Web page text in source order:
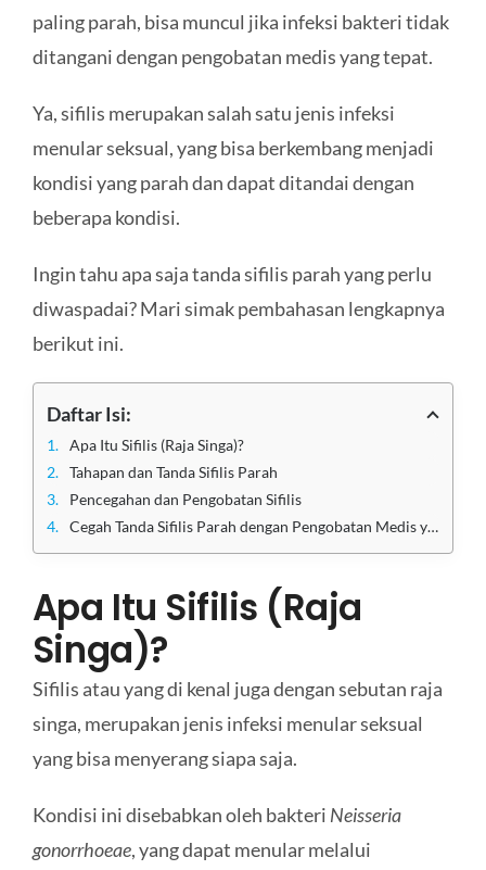
paling parah, bisa muncul jika infeksi bakteri tidak
ditangani dengan pengobatan medis yang tepat.
Ya, sifilis merupakan salah satu jenis infeksi
menular seksual, yang bisa berkembang menjadi
kondisi yang parah dan dapat ditandai dengan
beberapa kondisi.
Ingin tahu apa saja tanda sifilis parah yang perlu
diwaspadai? Mari simak pembahasan lengkapnya
berikut ini.
Daftar Isi:
Apa Itu Sifilis (Raja Singa)?
Tahapan dan Tanda Sifilis Parah
Pencegahan dan Pengobatan Sifilis
Cegah Tanda Sifilis Parah dengan Pengobatan Medis yang Tepat di Klinik Utama Sentosa
Apa Itu Sifilis (Raja
Singa)?
Sifilis atau yang di kenal juga dengan sebutan raja
singa, merupakan jenis infeksi menular seksual
yang bisa menyerang siapa saja.
Kondisi ini disebabkan oleh bakteri Neisseria
gonorrhoeae, yang dapat menular melalui